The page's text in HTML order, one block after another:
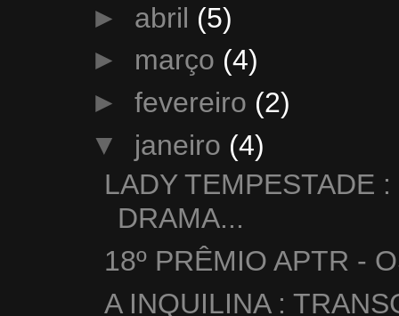
► abril (5)
► março (4)
► fevereiro (2)
▼ janeiro (4)
LADY TEMPESTADE
DRAMA...
18º PRÊMIO APTR -
A INQUILINA :